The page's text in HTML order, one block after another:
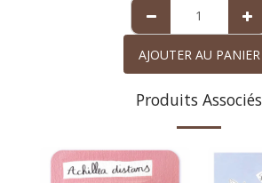
AJOUTER AU PANIER
Produits Associés